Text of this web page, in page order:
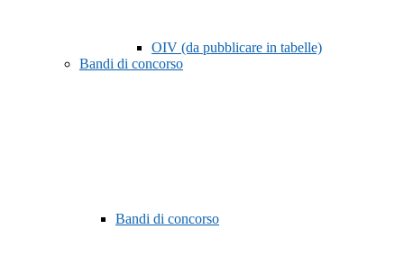
OIV (da pubblicare in tabelle)
Bandi di concorso
Bandi di concorso